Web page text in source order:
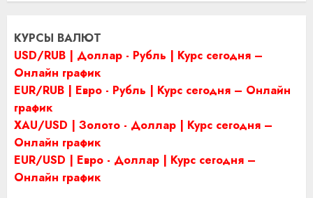
КУРСЫ ВАЛЮТ
USD/RUB | Доллар - Рубль | Курс сегодня –
Онлайн график
EUR/RUB | Евро - Рубль | Курс сегодня – Онлайн
график
XAU/USD | Золото - Доллар | Курс сегодня –
Онлайн график
EUR/USD | Евро - Доллар | Курс сегодня –
Онлайн график